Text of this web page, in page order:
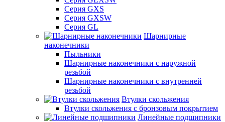
Серия GXS
Серия GXSW
Серия GL
Шарнирные
наконечники
Пыльники
Шарнирные наконечники с наружной
резьбой
Шарнирные наконечники с внутренней
резьбой
Втулки скольжения
Втулки скольжения с бронзовым покрытием
Линейные подшипники